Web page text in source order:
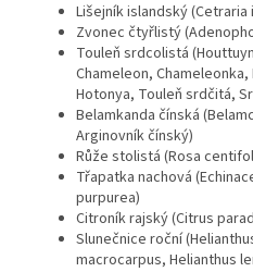
Lišejník islandský
Zvonec čtyřlistý
Touleň srdcolistá
Chameleon,
Hotonya, Touleň srdčitá,
Belamkanda čínská
Arginovník čínský)
Růže stolistá (Rosa
Třapatka nachová
purpurea)
Citroník rajský (Citrus
Slunečnice roční
macrocarpus, Helianthus